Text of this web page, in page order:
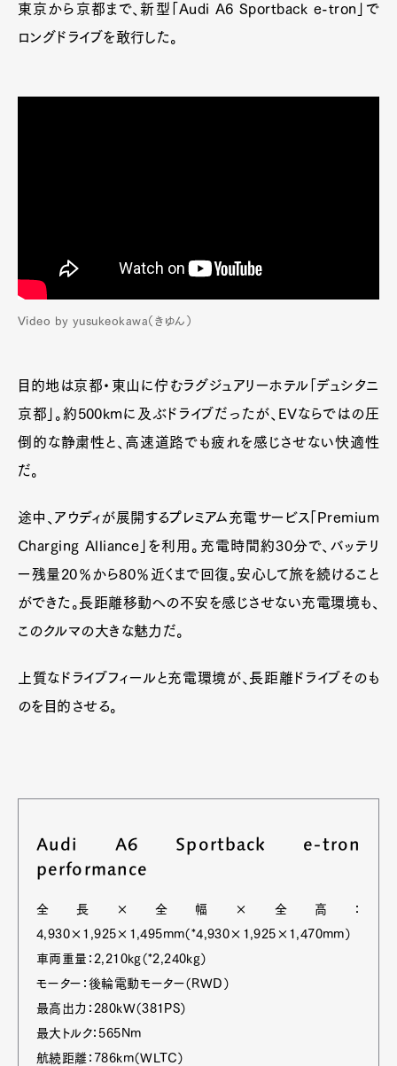
東京から京都まで、新型「Audi A6 Sportback e-tron」で
ロングドライブを敢行した。
Video by yusukeokawa（きゆん）
目的地は京都・東山に佇むラグジュアリーホテル「デュシタニ
京都」。約500kmに及ぶドライブだったが、EVならではの圧
倒的な静粛性と、高速道路でも疲れを感じさせない快適性
だ。
途中、アウディが展開するプレミアム充電サービス「Premium
Charging Alliance」を利用。充電時間約30分で、バッテリ
ー残量20％から80％近くまで回復。安心して旅を続けること
ができた。長距離移動への不安を感じさせない充電環境も、
このクルマの大きな魅力だ。
上質なドライブフィールと充電環境が、長距離ドライブそのも
のを目的させる。
Audi A6 Sportback e-tron
performance
全長×全幅×全高：
4,930×1,925×1,495mm（*4,930×1,925×1,470mm）
車両重量：2,210kg（*2,240kg）
モーター：後輪電動モーター（RWD）
最高出力：280kW（381PS）
最大トルク：565Nm
航続距離：786km（WLTC）